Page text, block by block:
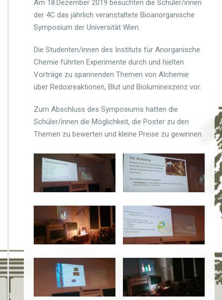
W
i
e
r
B
i
o
n
r
g
n
i
s
c
e
S
y
m
p
s
i
u
m
Am 18.Dezember 2019 besuchten die Schüler/innen
der 4C das jährlich veranstaltete Bioanorganische
Symposium der Universität Wien.
Die Studenten/innen des Instituts für Anorganische
Chemie führten Experimente durch und hielten
Vorträge zu spannenden Themen von Alchemie
über Redoxreaktionen, Blut und Biolumineszenz vor.
Zum Abschluss des Symposiums hatten die
Schüler/innen die Möglichkeit, die Poster zu den
Themen zu bewerten und kleine Preise zu gewinnen.